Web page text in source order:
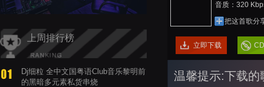
上周排行榜
Dj细粒 全中文国粤语Club音乐黎明前
的黑暗多元素私货串烧
音质：320
把这首歌分
立即下载
温馨提示:下载的